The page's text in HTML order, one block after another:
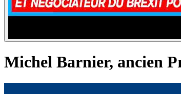
Michel Barnier, ancien